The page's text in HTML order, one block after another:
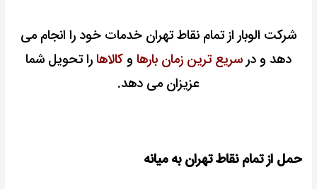
شرکت الوبار از تمام نقاط تهران خدمات خود را انجام می
دهد و درسریع ترین زمان بارها وکالاهارا تحویل شما
عزیزان می دهد.
حمل از تمام نقاط تهران به میانه